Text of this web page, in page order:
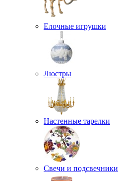
Елочные игрушки
Люстры
Настенные тарелки
Свечи и подсвечники